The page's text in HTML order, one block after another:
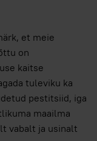
et meie
on
kaitse
tuleviku ka
pestitsiid, iga
maailma
vabalt ja usinalt